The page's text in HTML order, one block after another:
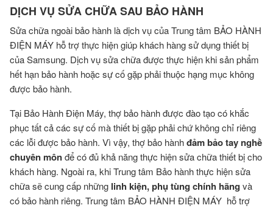
DỊCH VỤ SỬA CHỮA SAU BẢO HÀNH
Sửa chữa ngoài bảo hành là dịch vụ của Trung tâm BẢO HÀNH
ĐIỆN MÁY hỗ trợ thực hiện giúp khách hàng sử dụng thiết bị
của Samsung. Dịch vụ sửa chữa được thực hiện khi sản phẩm
hết hạn bảo hành hoặc sự cố gặp phải thuộc hạng mục không
được bảo hành.
Tại Bảo Hành Điện Máy, thợ bảo hành được đào tạo có khắc
phục tất cả các sự cố mà thiết bị gặp phải chứ không chỉ riêng
các lỗi được bảo hành. Vì vậy, thợ bảo hànhđảm bảo tay nghề
chuyên mônđể có đủ khả năng thực hiện sửa chữa thiết bị cho
khách hàng. Ngoài ra, khi Trung tâm Bảo hành thực hiện sửa
chữa sẽ cung cấp những linh kiện, phụ tùng chính hãng và
có bảo hành riêng. Trung tâm BẢO HÀNH ĐIỆN MÁY hỗ trợ